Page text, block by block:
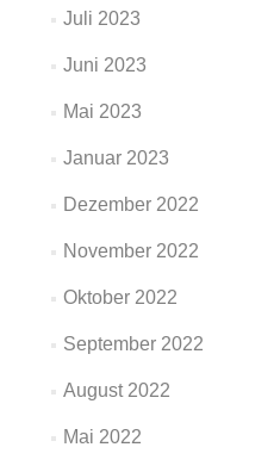
Juli 2023
Juni 2023
Mai 2023
Januar 2023
Dezember 2022
November 2022
Oktober 2022
September 2022
August 2022
Mai 2022